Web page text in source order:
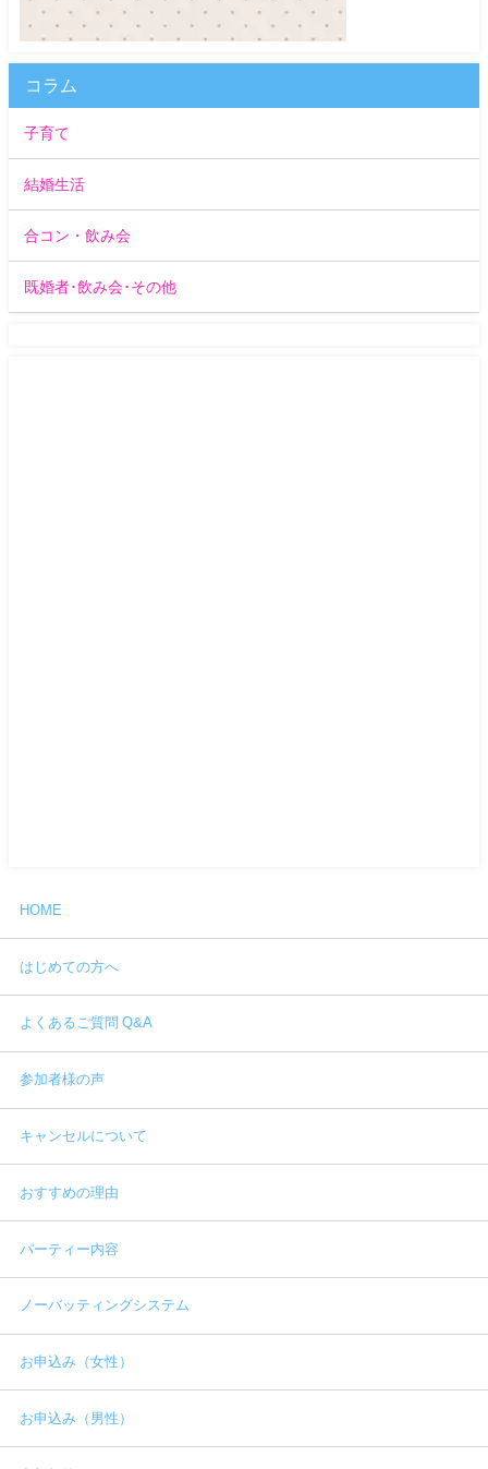
コラム
子育て
結婚生活
合コン・飲み会
既婚者･飲み会･その他
HOME
はじめての方へ
よくあるご質問 Q&A
参加者様の声
キャンセルについて
おすすめの理由
パーティー内容
ノーバッティングシステム
お申込み（女性）
お申込み（男性）